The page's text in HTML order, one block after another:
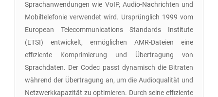
Sprachanwendungen wie VoIP, Audio-Nachrichten und
Mobiltelefonie verwendet wird. Ursprünglich 1999 vom
European Telecommunications Standards Institute
(ETSI) entwickelt, ermöglichen AMR-Dateien eine
effiziente Komprimierung und Übertragung von
Sprachdaten. Der Codec passt dynamisch die Bitraten
während der Übertragung an, um die Audioqualität und
Netzwerkkapazität zu optimieren. Durch seine effiziente